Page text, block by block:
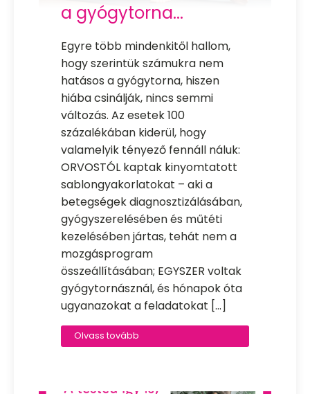
a gyógytorna...
Egyre több mindenkitől hallom,
hogy szerintük számukra nem
hatásos a gyógytorna, hiszen
hiába csinálják, nincs semmi
változás. Az esetek 100
százalékában kiderül, hogy
valamelyik tényező fennáll náluk:
ORVOSTÓL kaptak kinyomtatott
sablongyakorlatokat – aki a
betegségek diagnosztizálásában,
gyógyszerelésében és műtéti
kezelésében jártas, tehát nem a
mozgásprogram
összeállításában; EGYSZER voltak
gyógytornásznál, és hónapok óta
ugyanazokat a feladatokat […]
Olvass tovább